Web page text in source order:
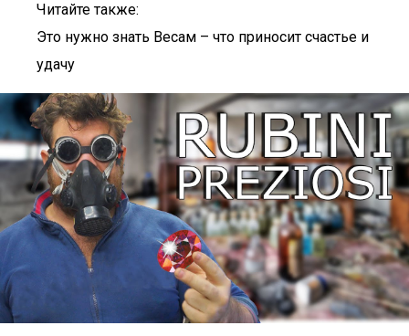
Читайте также:
Это нужно знать Весам – что приносит счастье и
удачу